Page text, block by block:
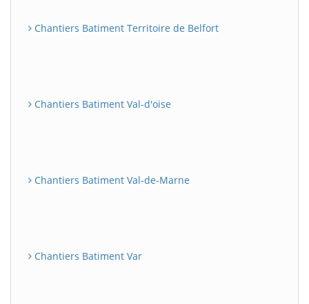
Chantiers Batiment Territoire de Belfort
Chantiers Batiment Val-d'oise
Chantiers Batiment Val-de-Marne
Chantiers Batiment Var